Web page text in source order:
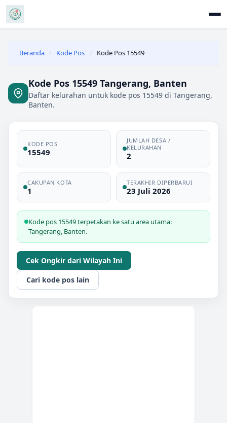
Beranda / Kode Pos / Kode Pos 15549
Kode Pos 15549 Tangerang, Banten
Daftar kelurahan untuk kode pos 15549 di Tangerang,
Banten.
KODE POS
15549
JUMLAH DESA /
KELURAHAN
2
CAKUPAN KOTA
1
TERAKHIR DIPERBARUI
23 Juli 2026
Kode pos 15549 terpetakan ke satu area utama:
Tangerang, Banten.
Cek Ongkir dari Wilayah Ini
Cari kode pos lain